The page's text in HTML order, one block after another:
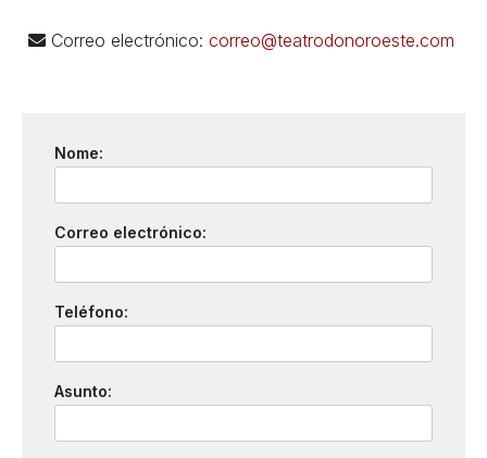
Correo electrónico: correo@teatrodonoroeste.com
Nome:
Correo electrónico:
Teléfono:
Asunto: